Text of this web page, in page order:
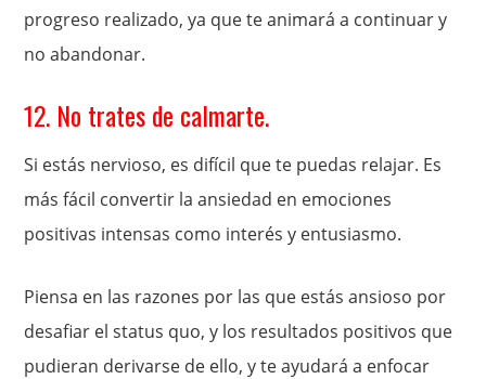
progreso realizado, ya que te animará a continuar y
no abandonar.
12. No trates de calmarte.
Si estás nervioso, es difícil que te puedas relajar. Es
más fácil convertir la ansiedad en emociones
positivas intensas como interés y entusiasmo.
Piensa en las razones por las que estás ansioso por
desafiar el status quo, y los resultados positivos que
pudieran derivarse de ello, y te ayudará a enfocar